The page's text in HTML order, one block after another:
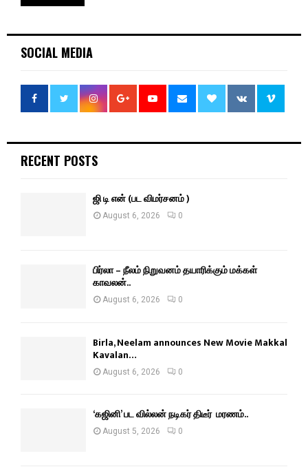
SOCIAL MEDIA
RECENT POSTS
ஜி டி என் (பட விமர்சனம் )
August 6, 2026 0
பிர்லா – நீலம் நிறுவனம் தயாரிக்கும் மக்கள்
காவலன்..
August 6, 2026 0
Birla, Neelam announces New Movie Makkal
Kavalan…
August 6, 2026 0
‘கஜினி’ பட வில்லன் நடிகர் திடீர் மரணம்..
August 5, 2026 0